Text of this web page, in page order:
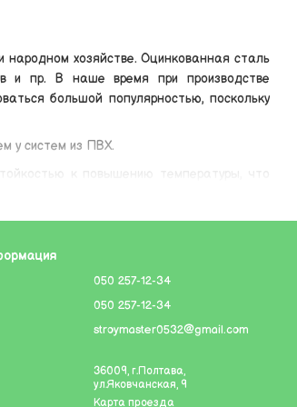
народном хозяйстве. Оцинкованная сталь
и пр. В наше время при производстве
большой популярностью, поскольку
у систем из ПВХ.
к повышению температуры, что
что делает изделия из нее достаточно
ножниц по металлу).
стандартный набор популярных товаров,
050 257-12-34
050 257-12-34
stroymaster0532@gmail.com
36009, г.Полтава,
ул.Яковчанская, 9
Карта проезда